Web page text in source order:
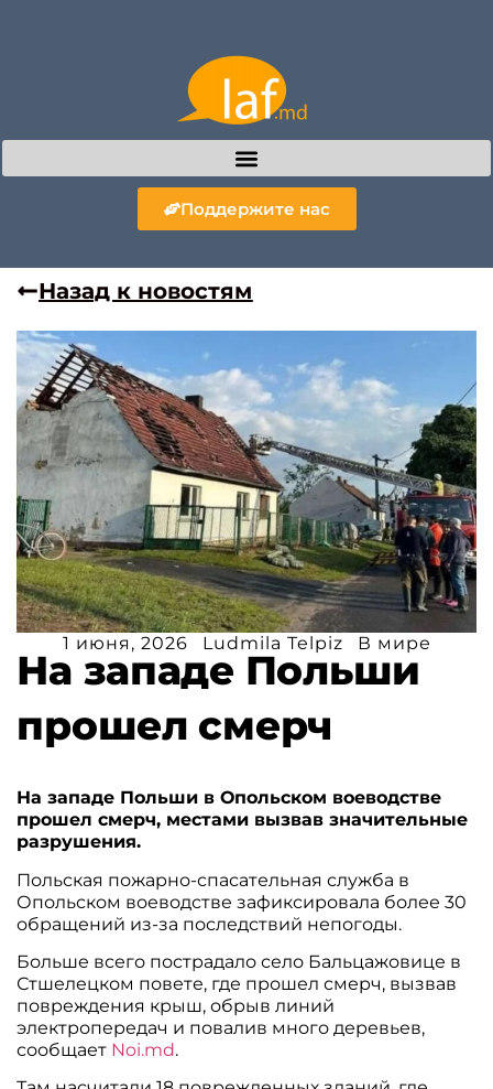
Поддержите нас
Назад к новостям
1 июня, 2026 Ludmila Telpiz В мире
На западе Польши
прошел смерч
На западе Польши в Опольском воеводстве
прошел смерч, местами вызвав значительные
разрушения.
Польская пожарно-спасательная служба в
Опольском воеводстве зафиксировала более 30
обращений из-за последствий непогоды.
Больше всего пострадало село Бальцажовице в
Стшелецком повете, где прошел смерч, вызвав
повреждения крыш, обрыв линий
электропередач и повалив много деревьев,
сообщает Noi.md.